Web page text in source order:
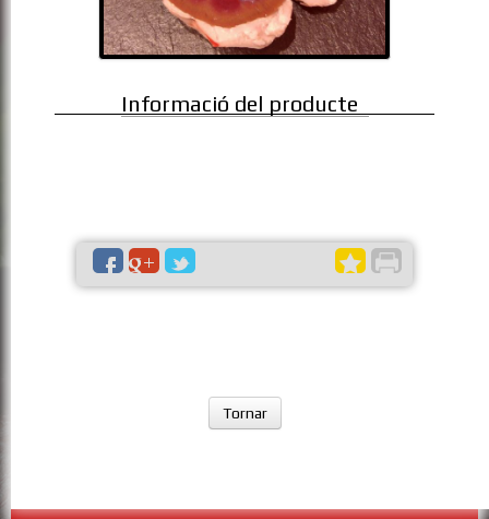
Informació del producte
Tornar